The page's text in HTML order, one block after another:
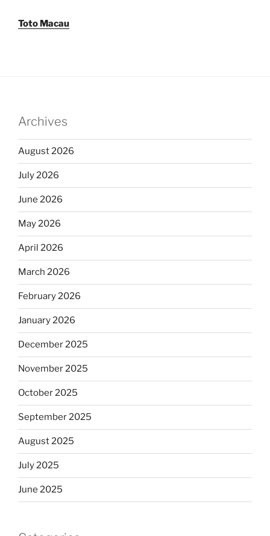
Toto Macau
Archives
August 2026
July 2026
June 2026
May 2026
April 2026
March 2026
February 2026
January 2026
December 2025
November 2025
October 2025
September 2025
August 2025
July 2025
June 2025